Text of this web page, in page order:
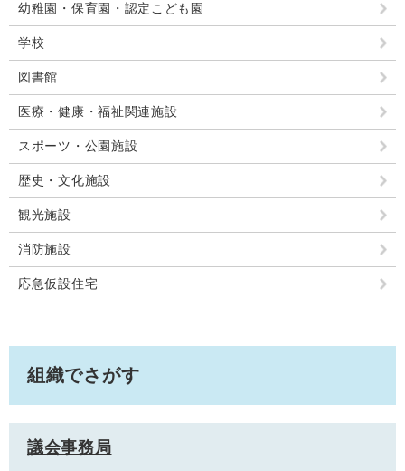
幼稚園・保育園・認定こども園
学校
図書館
医療・健康・福祉関連施設
スポーツ・公園施設
歴史・文化施設
観光施設
消防施設
応急仮設住宅
組織でさがす
議会事務局